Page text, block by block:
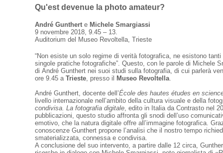
Qu'est devenue la photo amateur?
André Gunthert e Michele Smargiassi
9 novembre 2018, 9.45 – 13.
Auditorium del Museo Revoltella, Trieste
“Non esiste un solo regime di verità fotografica, ne esistono
singole pratiche fotografiche”. Questo, con le parole di Michele
di André Gunthert nei suoi studi sulla fotografia, di cui parlerà
ore 9.45 a Trieste , presso il Museo Revoltella
André Gunthert, docente dell’École des hautes études en
livello internazionale nell’ambito della cultura visuale e della
condivisa. La fotografia digitale , edito in Italia da Contrasto nel
pubblicazioni, questo studio affronta gli snodi dell’uso
emotivo, che la natura digitale offre all’immagine fotografica.
conoscenze Gunthert propone l’analisi che il nostro tempo
smaterializzata, connessa e condivisa.
A conclusione del suo intervento, a partire dalle 12 circa,